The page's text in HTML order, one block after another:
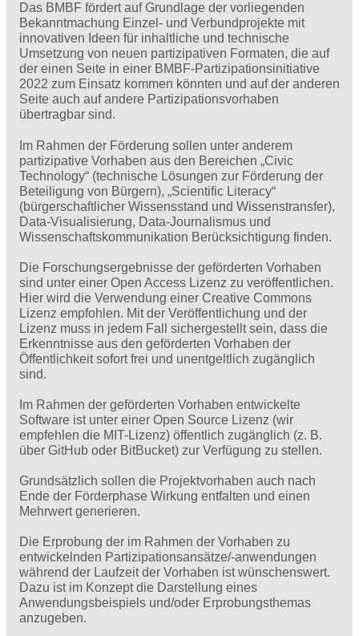
Das BMBF fördert auf Grundlage der vorliegenden
Bekanntmachung Einzel- und Verbundprojekte mit
innovativen Ideen für inhaltliche und technische
Umsetzung von neuen partizipativen Formaten, die auf
der einen Seite in einer BMBF-Partizipationsinitiative
2022 zum Einsatz kommen könnten und auf der anderen
Seite auch auf andere Partizipationsvorhaben
übertragbar sind.
Im Rahmen der Förderung sollen unter anderem
partizipative Vorhaben aus den Bereichen „Civic
Technology“ (technische Lösungen zur Förderung der
Beteiligung von Bürgern), „Scientific Literacy“
(bürgerschaftlicher Wissensstand und Wissenstransfer),
Data-Visualisierung, Data-Journalismus und
Wissenschaftskommunikation Berücksichtigung finden.
Die Forschungsergebnisse der geförderten Vorhaben
sind unter einer Open Access Lizenz zu veröffentlichen.
Hier wird die Verwendung einer Creative Commons
Lizenz empfohlen. Mit der Veröffentlichung und der
Lizenz muss in jedem Fall sichergestellt sein, dass die
Erkenntnisse aus den geförderten Vorhaben der
Öffentlichkeit sofort frei und unentgeltlich zugänglich
sind.
Im Rahmen der geförderten Vorhaben entwickelte
Software ist unter einer Open Source Lizenz (wir
empfehlen die MIT-Lizenz) öffentlich zugänglich (z. B.
über GitHub oder BitBucket) zur Verfügung zu stellen.
Grundsätzlich sollen die Projektvorhaben auch nach
Ende der Förderphase Wirkung entfalten und einen
Mehrwert generieren.
Die Erprobung der im Rahmen der Vorhaben zu
entwickelnden Partizipationsansätze/‑anwendungen
während der Laufzeit der Vorhaben ist wünschenswert.
Dazu ist im Konzept die Darstellung eines
Anwendungsbeispiels und/oder Erprobungsthemas
anzugeben.